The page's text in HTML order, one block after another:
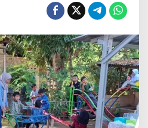
Bantuan
Gizi
Sarana
Belajar